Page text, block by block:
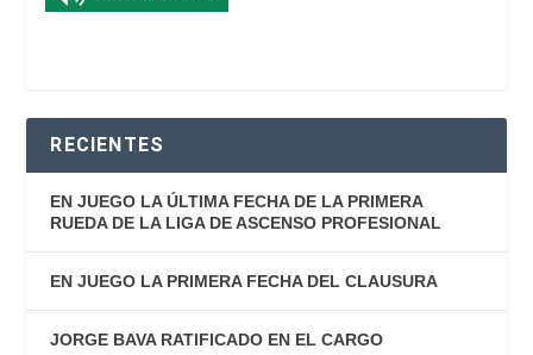
RECIENTES
EN JUEGO LA ÚLTIMA FECHA DE LA PRIMERA
RUEDA DE LA LIGA DE ASCENSO PROFESIONAL
EN JUEGO LA PRIMERA FECHA DEL CLAUSURA
JORGE BAVA RATIFICADO EN EL CARGO